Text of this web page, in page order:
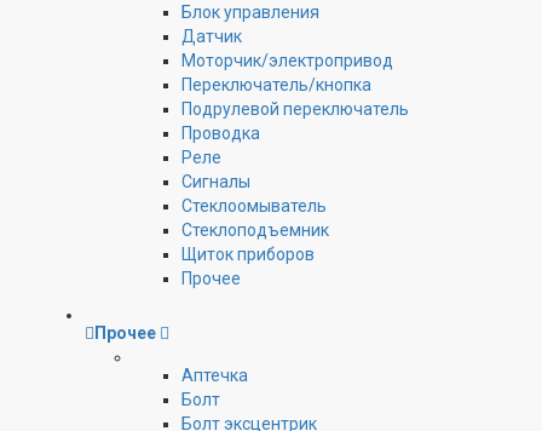
Блок управления
Датчик
Моторчик/электропривод
Переключатель/кнопка
Подрулевой переключатель
Проводка
Реле
Сигналы
Стеклоомыватель
Стеклоподъемник
Щиток приборов
Прочее
Прочее
Аптечка
Болт
Болт эксцентрик